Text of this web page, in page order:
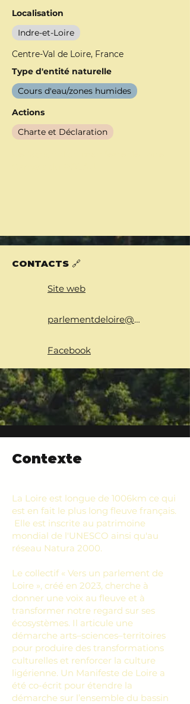
Localisation
Indre-et-Loire
Centre-Val de Loire, France
Type d'entité naturelle
Cours d'eau/zones humides
Actions
Charte et Déclaration
CONTACTS 🔗
Site web
parlementdeloire@gmail.com
Facebook
Contexte
La Loire est longue de 1006km ce qui
est en fait le plus long fleuve français.
Elle est inscrite au patrimoine
mondial de l'UNESCO ainsi qu'au
réseau Natura 2000.
Le collectif « Vers un parlement de
Loire », créé en 2023, cherche à
donner une voix au fleuve et à
transformer notre regard sur ses
écosystèmes. Il articule une
démarche arts–sciences–territoires
pour produire des transformations
culturelles et renforcer la culture
ligérienne. Un Manifeste de Loire a
été co-écrit pour étendre la
démarche sur l’ensemble du bassin